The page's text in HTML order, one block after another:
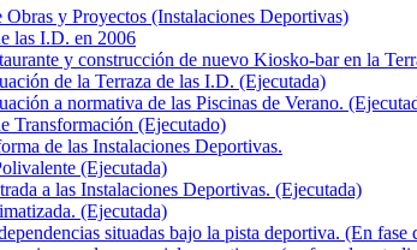
y Proyectos (Instalaciones Deportivas)
las I.D. en 2006
y construcción de nuevo Kiosko-bar en la
de la Terraza de las I.D. (Ejecutada)
a normativa de las Piscinas de Verano.
Transformación (Ejecutado)
de las Instalaciones Deportivas.
(Ejecutada)
a las Instalaciones Deportivas. (Ejecutada)
(Ejecutada)
situadas bajo la pista deportiva. (En fase